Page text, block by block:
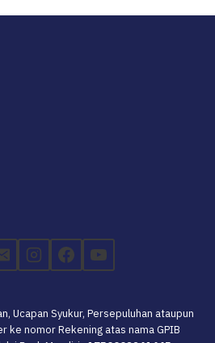
Ucapan Syukur, Persepuluhan ataupun
ke nomor Rekening atas nama GPIB